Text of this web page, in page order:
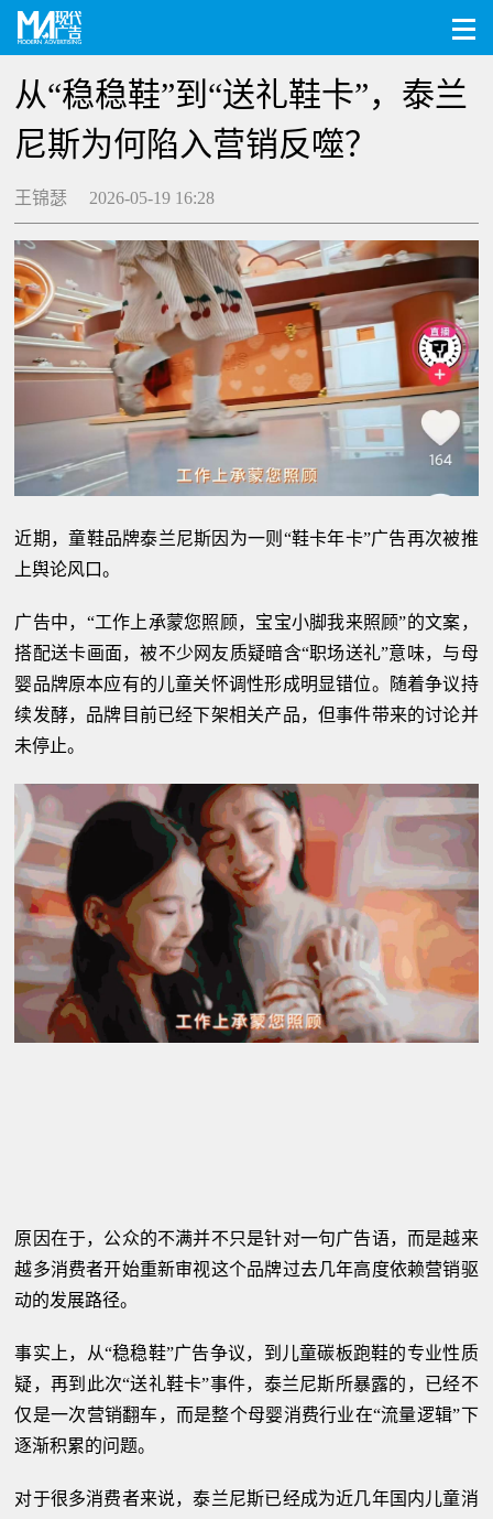
从“稳稳鞋”到“送礼鞋卡”，泰兰
尼斯为何陷入营销反噬？
王锦瑟 2026-05-19 16:28
近期，童鞋品牌泰兰尼斯因为一则“鞋卡年卡”广告再次被推
上舆论风口。
广告中，“工作上承蒙您照顾，宝宝小脚我来照顾”的文案，
搭配送卡画面，被不少网友质疑暗含“职场送礼”意味，与母
婴品牌原本应有的儿童关怀调性形成明显错位。随着争议持
续发酵，品牌目前已经下架相关产品，但事件带来的讨论并
未停止。
原因在于，公众的不满并不只是针对一句广告语，而是越来
越多消费者开始重新审视这个品牌过去几年高度依赖营销驱
动的发展路径。
事实上，从“稳稳鞋”广告争议，到儿童碳板跑鞋的专业性质
疑，再到此次“送礼鞋卡”事件，泰兰尼斯所暴露的，已经不
仅是一次营销翻车，而是整个母婴消费行业在“流量逻辑”下
逐渐积累的问题。
对于很多消费者来说，泰兰尼斯已经成为近几年国内儿童消